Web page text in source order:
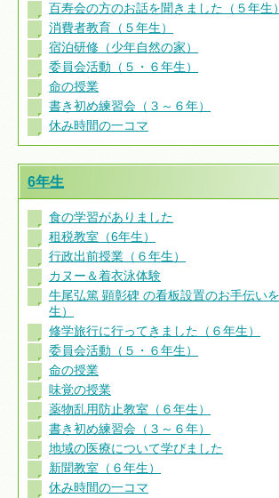
百寿会の方のお話を聞きました（５年生）
消費者教育（５年生）
宿泊研修（少年自然の家）
委員会活動（５・６年生）
命の授業
書き初め練習会（３～６年）
休み時間の一コマ
6年生
食の学習がありました
租税教室（6年生）
行政出前授業（６年生）
カヌー＆着衣泳体験
牛尾弘篤 顕彰碑 の看板設置のお手伝い
生）
修学旅行に行ってきました（６年生）
委員会活動（５・６年生）
命の授業
味覚の授業
薬物乱用防止教室（６年生）
書き初め練習会（３～６年）
地域の医療について学びました
新聞教室（６年生）
休み時間の一コマ